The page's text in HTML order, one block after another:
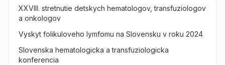
XXVIII. stretnutie detskych hematologov, transfuziologov
a onkologov
Vyskyt folikuloveho lymfomu na Slovensku v roku 2024
Slovenska hematologicka a transfuziologicka
konferencia